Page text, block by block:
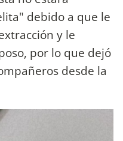
debido a que le
y le
por lo que dejó
desde la